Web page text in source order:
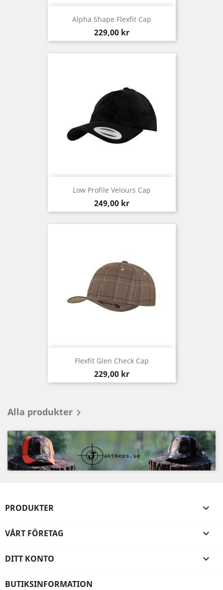
Alpha Shape Flexfit Cap
Pris
229,00 kr
Low Profile Velours Cap
Pris
249,00 kr
Flexfit Glen Check Cap
Pris
229,00 kr
Alla produkter 
PRODUKTER 
VÅRT FÖRETAG 
DITT KONTO 
BUTIKSINFORMATION